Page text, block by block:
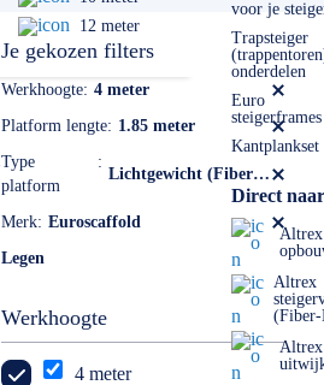
12 meter
voor je
Trapsteiger
onderdelen
Euro
steigerframes
Kantplankset
Direct
Altrex
Altrex
Altrex
Je gekozen filters
Werkhoogte
4 meter
Platform lengte
1.85 meter
Type
platform
Lichtgewicht (Fiber®)
Merk
Euroscaffold
Legen
Werkhoogte
4 meter